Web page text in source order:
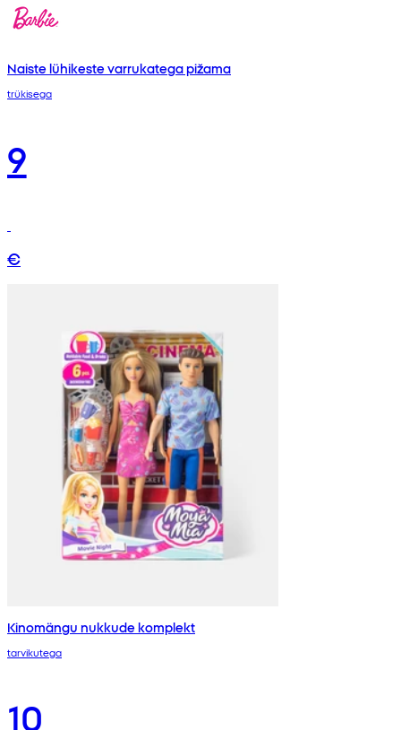
Naiste lühikeste varrukatega pižama
trükisega
9
€
Kinomängu nukkude komplekt
tarvikutega
10